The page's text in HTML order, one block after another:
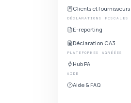
Clients et fournisseurs
DÉCLARATIONS FISCALES
E-reporting
Déclaration CA3
PLATEFORMES AGRÉÉES
Hub PA
AIDE
Aide & FAQ